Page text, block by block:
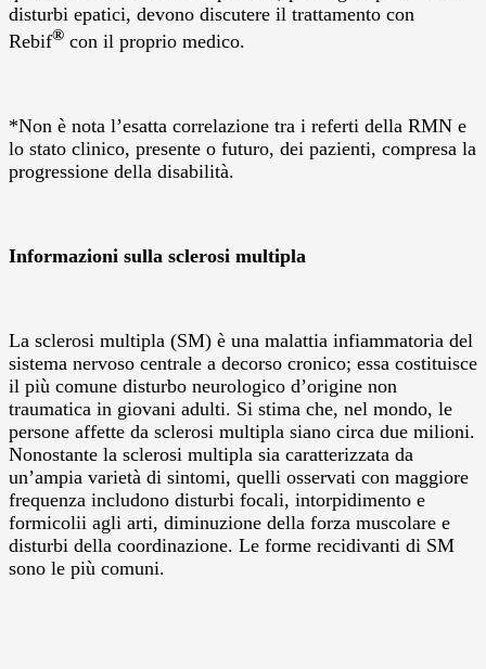
disturbi epatici, devono discutere il trattamento con
Rebif® con il proprio medico.
*Non è nota l’esatta correlazione tra i referti della RMN e
lo stato clinico, presente o futuro, dei pazienti, compresa la
progressione della disabilità.
Informazioni sulla sclerosi multipla
La sclerosi multipla (SM) è una malattia infiammatoria del
sistema nervoso centrale a decorso cronico; essa costituisce
il più comune disturbo neurologico d’origine non
traumatica in giovani adulti. Si stima che, nel mondo, le
persone affette da sclerosi multipla siano circa due milioni.
Nonostante la sclerosi multipla sia caratterizzata da
un’ampia varietà di sintomi, quelli osservati con maggiore
frequenza includono disturbi focali, intorpidimento e
formicolii agli arti, diminuzione della forza muscolare e
disturbi della coordinazione. Le forme recidivanti di SM
sono le più comuni.